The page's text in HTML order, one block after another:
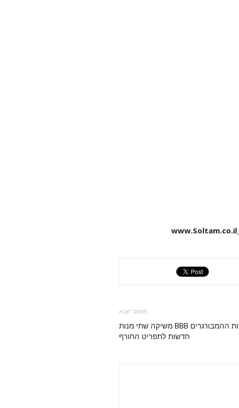
www.Soltam.co.il
מאמר הבא
רשת מסעדות ההמבורגרים BBB משיקה שתי מנות
חדשות לתפריט החורף